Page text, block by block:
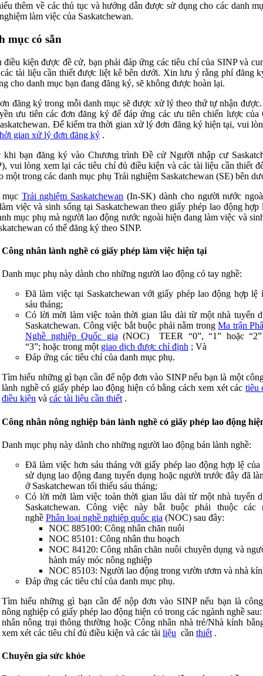
thêm về các thủ tục và hướng dẫn được sử dụng cho các danh
làm việc của Saskatchewan.
mục có sẵn
điều kiện được đề cử, bạn phải đáp ứng các tiêu chí của SINP và
tài liệu cần thiết được liệt kê bên dưới. Xin lưu ý rằng phí đăng
cho danh mục bạn đang đăng ký, sẽ không được hoàn lại.
đăng ký trong mỗi danh mục sẽ được xử lý theo thứ tự nhận
ưu tiên các đơn đăng ký để đáp ứng các ưu tiên chiến lược của
Để kiểm tra thời gian xử lý đơn đăng ký hiện tại, vui
gian xử lý đơn đăng ký .
khi bạn đăng ký vào Chương trình Đề cử Người nhập cư
vui lòng xem lại các tiêu chí đủ điều kiện và các tài liệu cần thiết
một trong các danh mục phụ Trải nghiệm Saskatchewan (SE) bên
Trải nghiệm Saskatchewan (In-SK) dành cho người nước
việc và sinh sống tại Saskatchewan theo giấy phép lao động hợp
mục phụ mà người lao động nước ngoài hiện đang làm việc và
có thể đăng ký theo SINP.
Công nhân lành nghề có giấy phép làm việc hiện tại
Danh mục phụ này dành cho những người lao động có tay nghề:
Đã làm việc tại Saskatchewan với giấy phép lao động hợp lệ
sáu tháng;
Có lời mời làm việc toàn thời gian lâu dài từ một nhà tuyển
Saskatchewan. Công việc bắt buộc phải nằm trongMa trận
Nghề nghiệp Quốc gia (NOC) TEER “0”, “1” hoặc
“3”; hoặc trong một giao dịch được chỉ định ; Và
Đáp ứng các tiêu chí của danh mục phụ.
Tìm hiểu những gì bạn cần để nộp đơn vào SINP nếu bạn là một
lành nghề có giấy phép lao động hiện có bằng cách xem xét các tiêu
điều kiện và các tài liệu cần thiết .
Công nhân nông nghiệp bán lành nghề có giấy phép lao động
Danh mục phụ này dành cho những người lao động bán lành nghề:
Đã làm việc hơn sáu tháng với giấy phép lao động hợp lệ của
sử dụng lao động đang tuyển dụng hoặc người trước đây đã
ở Saskatchewan tối thiểu sáu tháng;
Có lời mời làm việc toàn thời gian lâu dài từ một nhà tuyển
Saskatchewan. Công việc này bắt buộc phải thuộc các
nghề Phân loại nghề nghiệp quốc gia (NOC) sau đây:
NOC 885100: Công nhân chăn nuôi
NOC 85101: Công nhân thu hoạch
NOC 84120: Công nhân chăn nuôi chuyên dụng và
hành máy móc nông nghiệp
NOC 85103: Người lao động trong vườn ươm và nhà
Đáp ứng các tiêu chí của danh mục phụ.
Tìm hiểu những gì bạn cần để nộp đơn vào SINP nếu bạn là
nông nghiệp có giấy phép lao động hiện có trong các ngành nghề
nhân nông trại thông thường hoặc Công nhân nhà trẻ/Nhà kính
xem xét các tiêu chí đủ điều kiện và các tài liệu cần thiết .
Chuyên gia sức khỏe